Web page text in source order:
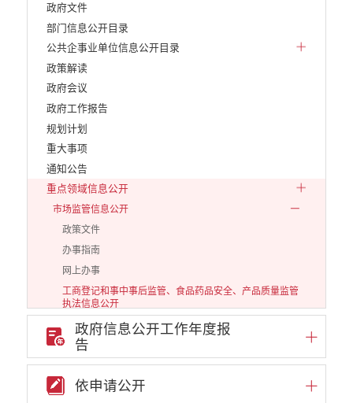
政府文件
部门信息公开目录
公共企事业单位信息公开目录
政策解读
政府会议
政府工作报告
规划计划
重大事项
通知公告
重点领域信息公开
市场监管信息公开
政策文件
办事指南
网上办事
工商登记和事中事后监管、食品药品安全、产品质量监管
执法信息公开
公示公告
审批改革信息公开
财政信息公开
审计结果公告信息公开
政府信息公开工作年度报
告
依申请公开